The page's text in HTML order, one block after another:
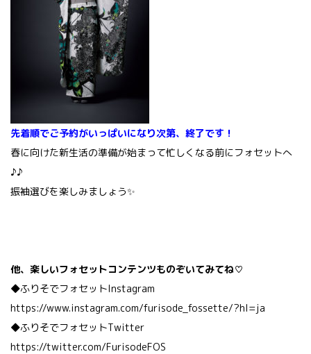
先着順でご予約がいっぱいになり次第、終了です！
春に向けた新生活の準備が始まって忙しくなる前にフォセットへ
♪♪
振袖選びを楽しみましょう✨
他、楽しいフォセットコンテンツものぞいてみてね♡
◆ふりそでフォセットInstagram
https://www.instagram.com/furisode_fossette/?hl=ja
◆ふりそでフォセットTwitter
https://twitter.com/FurisodeFOS